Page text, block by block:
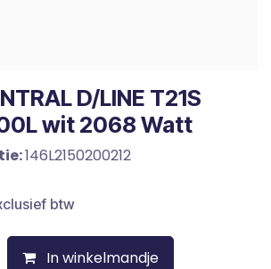
D/LINE T21S
wit 2068 Watt
146L2150200212
btw
In winkelmandje